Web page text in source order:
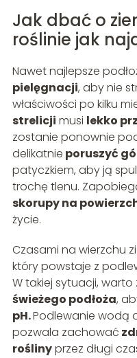
Jak dbać o
roślinie jak
Nawet najlepsze
pielęgnacji, aby nie
właściwości po kilku
strelicji musi lekko
zostanie ponownie
delikatnie poruszyć
patyczkiem, aby ją
trochę tlenu.
skorupy na
życie.
Czasami na wierzchu
który powstaje z
W takiej sytuacji,
świeżego podłoża,
pH.Podlewanie wodą
pozwala zachować
roślinyprzez długi